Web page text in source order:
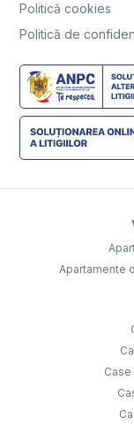
Politică cookies
Politică de
Apartamente
Case